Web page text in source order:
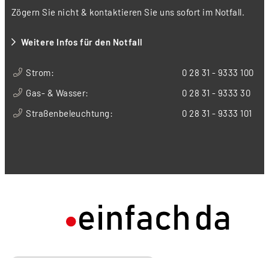
Zögern Sie nicht & kontaktieren Sie uns sofort im Notfall.
Weitere Infos für den Notfall
Strom:
0 28 31 - 9333 100
Gas- & Wasser:
0 28 31 - 9333 30
Straßenbeleuchtung:
0 28 31 - 9333 101